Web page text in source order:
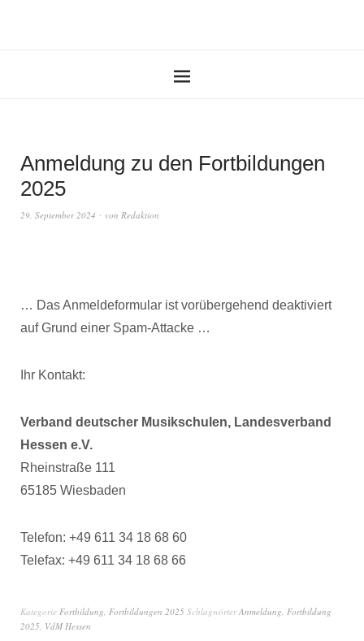
Anmeldung zu den Fortbildungen
2025
29. September 2024 von Redaktion
… Das Anmeldeformular ist vorübergehend deaktiviert
auf Grund einer Spam-Attacke …
Ihr Kontakt:
Verband deutscher Musikschulen, Landesverband
Hessen e.V.
Rheinstraße 111
65185 Wiesbaden
Telefon: +49 611 34 18 68 60
Telefax: +49 611 34 18 68 66
Kategorie Fortbildung, Fortbildungen 2025 SchlagwörterAnmeldung, Fortbildung
2025, VdM Hessen